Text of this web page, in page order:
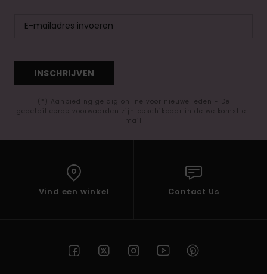
INSCHRIJVEN
(*) Aanbieding geldig online voor nieuwe leden - De
gedetailleerde voorwaarden zijn beschikbaar in de welkomst e-
mail
Vind een winkel Contact Us